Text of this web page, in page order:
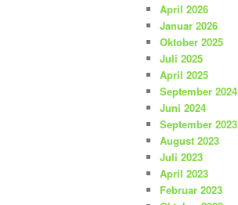
April 2026
Januar 2026
Oktober 2025
Juli 2025
April 2025
September 2024
Juni 2024
September 2023
August 2023
Juli 2023
April 2023
Februar 2023